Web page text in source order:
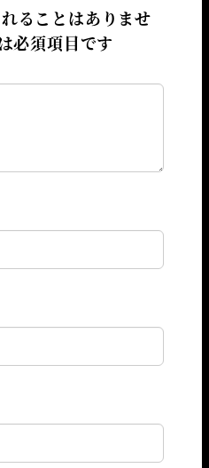
ることはありませ
必須項目です